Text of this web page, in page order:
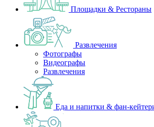
Площадки & Рестораны
Развлечения
Фотографы
Видеографы
Развлечения
Еда и напитки & фан-